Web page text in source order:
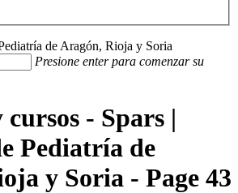
Presione enter para comenzar su
- Spars |
Pediatría de
y Soria - Page 43